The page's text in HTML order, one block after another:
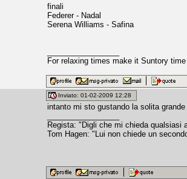
finali
Federer - Nadal
Serena Williams - Safina
For relaxing times make it Suntory time
Inviato: 01-02-2009 12:28
intanto mi sto gustando la solita grande
Regista: "Digli che mi chieda qualsiasi
Tom Hagen: "Lui non chiede un